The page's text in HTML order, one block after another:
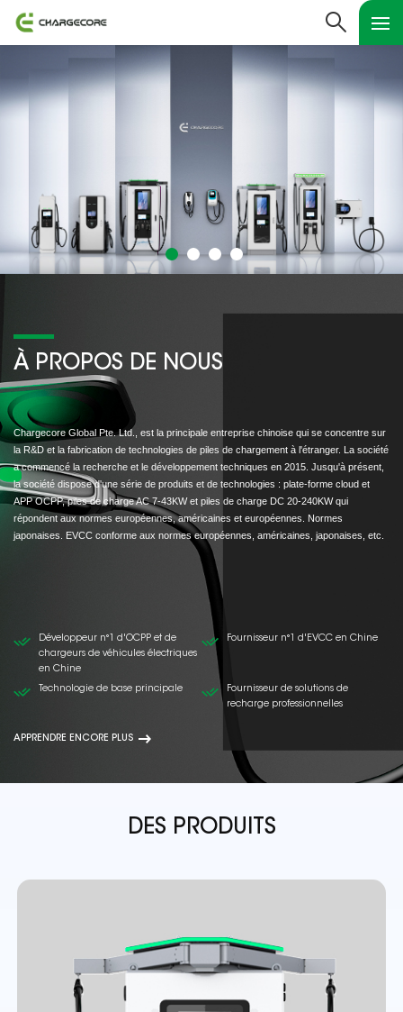
À PROPOS DE NOUS
Chargecore Global Pte. Ltd., est la principale entreprise chinoise qui se concentre sur
la R&D et la fabrication de technologies de piles de chargement à l'étranger. La société
a commencé la recherche et le développement techniques en 2015. Jusqu'à présent,
la société dispose d'une série de produits et de technologies : plate-forme cloud et
APP OCPP, piles de charge AC 7-43KW et piles de charge DC 20-240KW qui
répondent aux normes européennes, américaines et européennes. Normes
japonaises. EVCC conforme aux normes européennes, américaines, japonaises, etc.
Développeur n°1 d'OCPP et de
chargeurs de véhicules électriques
en Chine
Fournisseur n°1 d'EVCC en Chine
Technologie de base principale
Fournisseur de solutions de
recharge professionnelles
APPRENDRE ENCORE PLUS
DES PRODUITS